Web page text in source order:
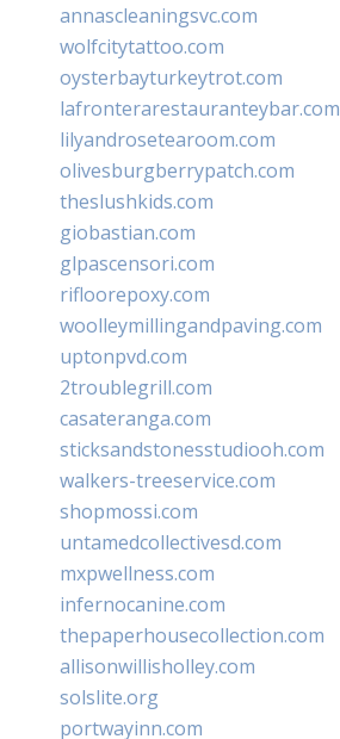
annascleaningsvc.com
wolfcitytattoo.com
oysterbayturkeytrot.com
lafronterarestauranteybar.com
lilyandrosetearoom.com
olivesburgberrypatch.com
theslushkids.com
giobastian.com
glpascensori.com
rifloorepoxy.com
woolleymillingandpaving.com
uptonpvd.com
2troublegrill.com
casateranga.com
sticksandstonesstudiooh.com
walkers-treeservice.com
shopmossi.com
untamedcollectivesd.com
mxpwellness.com
infernocanine.com
thepaperhousecollection.com
allisonwillisholley.com
solslite.org
portwayinn.com